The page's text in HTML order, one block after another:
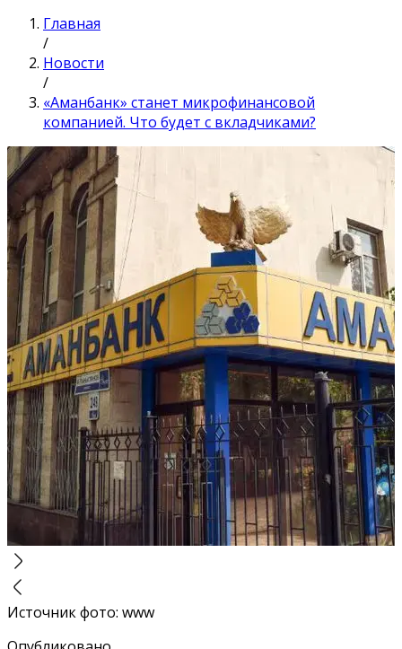
Главная
/
Новости
/
«Аманбанк» станет микрофинансовой
компанией. Что будет с вкладчиками?
Источник фото: www